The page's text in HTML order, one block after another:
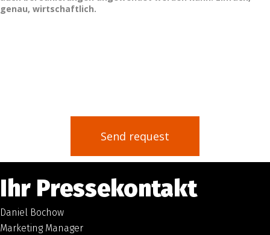
genau, wirtschaftlich.
Send request
Ihr Pressekontakt
Daniel Bochow
Marketing Manager